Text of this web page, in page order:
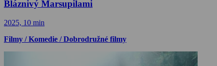
Bláznivý Marsupilami
2025, 10 min
Filmy / Komedie / Dobrodružné filmy